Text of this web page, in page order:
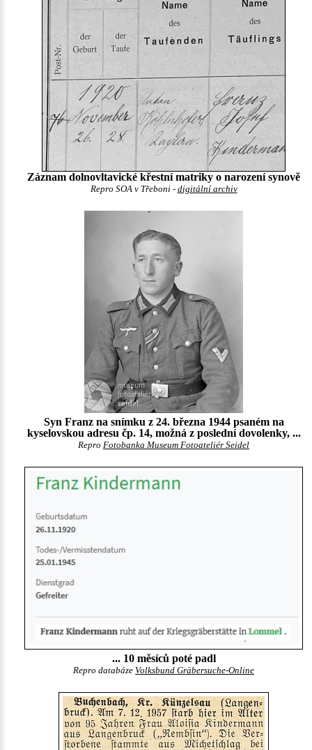
Záznam dolnovltavické křestní matriky o narození synově
Repro SOA v Třeboni - digitální archiv
Syn Franz na snímku z 24. března 1944 psaném na
kyselovskou adresu čp. 14, možná z poslední dovolenky, ...
Repro Fotobanka Museum Fotoateliér Seidel
... 10 měsíců poté padl
Repro databáze Volksbund Gräbersuche-Online